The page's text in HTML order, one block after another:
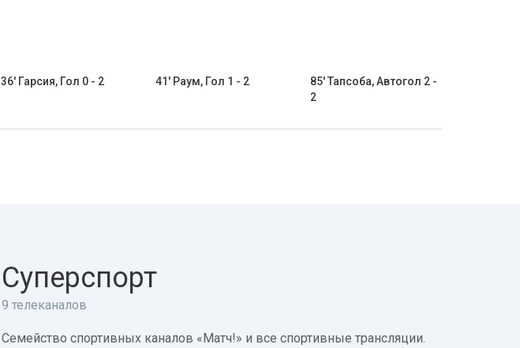
36' Гарсия, Гол 0 - 2 41' Раум, Гол 1 - 2
85' Тапсоба, Автогол 2 -
2
Суперспорт
9 телеканалов
Семейство спортивных каналов «Матч!» и все спортивные трансляции.